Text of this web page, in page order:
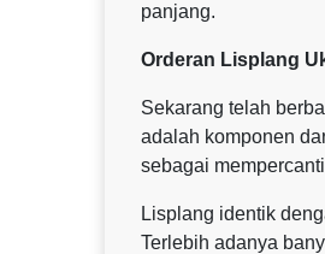
panjang.
Orderan Lisplang
Sekarang telah
adalah komponen
sebagai
Lisplang identik
Terlebih adanya